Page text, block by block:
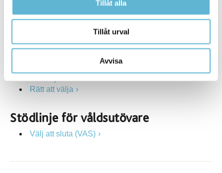
Tillåt alla
Tillåt urval
Avvisa
Stödlinjer för våldsutsatta
Rätt att välja
Stödlinje för våldsutövare
Välj att sluta (VAS)